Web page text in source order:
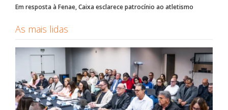
Em resposta à Fenae, Caixa esclarece patrocínio ao atletismo
As mais lidas